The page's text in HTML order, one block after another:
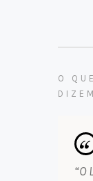
O
DIZEM
“O